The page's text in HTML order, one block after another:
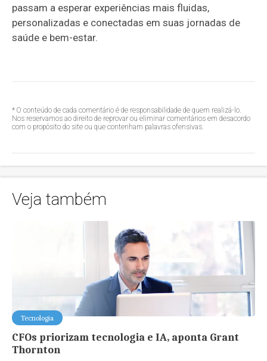
passam a esperar experiências mais fluidas,
personalizadas e conectadas em suas jornadas de
saúde e bem-estar.
* O conteúdo de cada comentário é de responsabilidade de quem realizá-lo.
Nos reservamos ao direito de reprovar ou eliminar comentários em desacordo
com o propósito do site ou que contenham palavras ofensivas.
Veja também
Tecnologia
CFOs priorizam tecnologia e IA, aponta Grant
Thornton